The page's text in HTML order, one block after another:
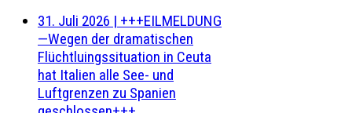
31. Juli 2026 | +++EILMELDUNG
—Wegen der dramatischen
Flüchtluingssituation in Ceuta
hat Italien alle See- und
Luftgrenzen zu Spanien